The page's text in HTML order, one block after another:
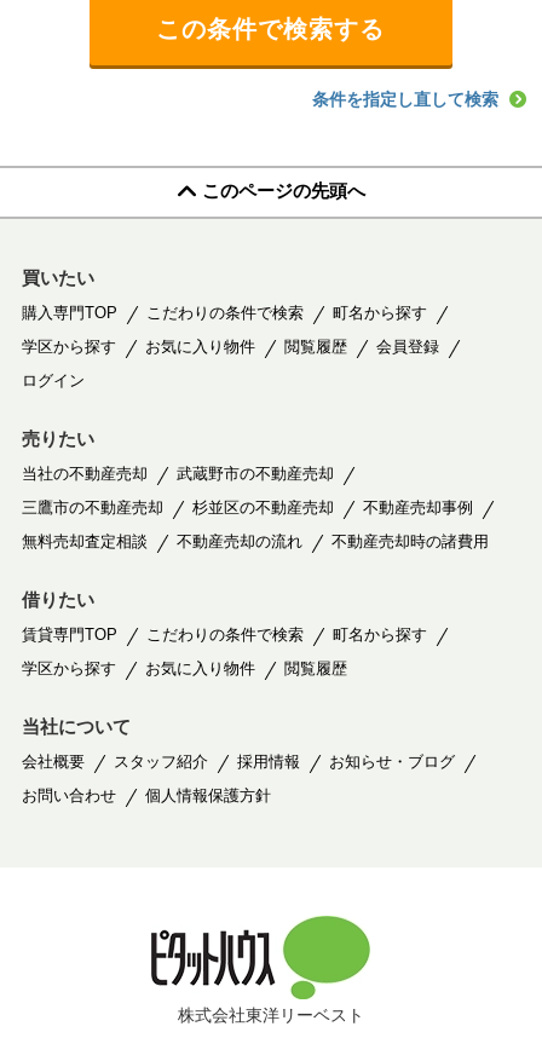
条件を指定し直して検索
このページの先頭へ
買いたい
購入専門TOP こだわりの条件で検索
町名から探す
学区から探す
お気に入り物件 閲覧履歴
会員登録
ログイン
売りたい
当社の不動産売却
武蔵野市の不動産売却
三鷹市の不動産売却
杉並区の不動産売却
不動産売却事例
無料売却査定相談
不動産売却の流れ 不動産売却時の諸費用
借りたい
賃貸専門TOP こだわりの条件で検索
町名から探す
学区から探す
お気に入り物件 閲覧履歴
当社について
会社概要 スタッフ紹介 採用情報
お知らせ・ブログ
お問い合わせ
個人情報保護方針
株式会社東洋リーベスト